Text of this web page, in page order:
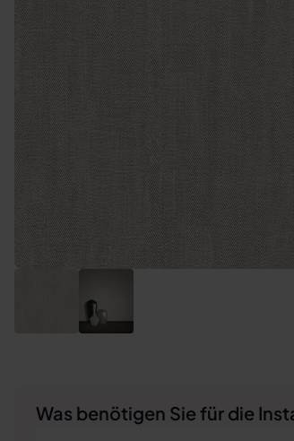
Was benötigen Sie für die